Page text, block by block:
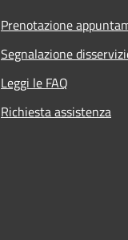
Prenotazione
Segnalazione
Leggi le FAQ
Richiesta assistenza